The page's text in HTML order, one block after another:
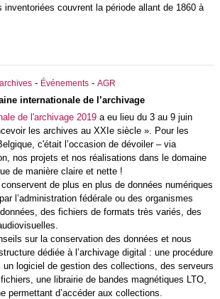
couvrent la période allant de 1860 à
- Événements- AGR
internationale de l’archivage
de l'archivage 2019a eu lieu du 3 au 9 juin
les archives au XXIe siècle ». Pour les
c'était l’occasion de dévoiler – via
nos projets et nos réalisations dans le domaine
de manière claire et nette !
conservent de plus en plus de données numériques
l’administration fédérale ou des organismes
des fichiers de formats très variés, des
sur la conservation des données et nous
dédiée à l’archivage digital : une procédure
logiciel de gestion des collections, des serveurs
une librairie de bandes magnétiques LTO,
permettant d’accéder aux collections.